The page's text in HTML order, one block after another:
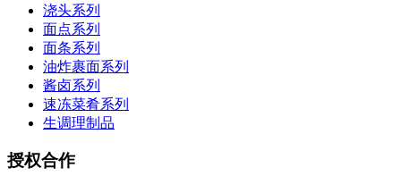
浇头系列
面点系列
面条系列
油炸裹面系列
酱卤系列
速冻菜肴系列
生调理制品
授权合作